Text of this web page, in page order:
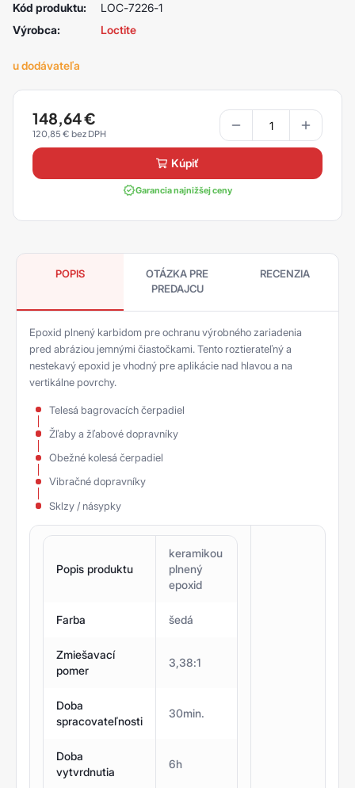
Kód produktu:
LOC-7226-1
Výrobca:
Loctite
u dodávateľa
148,64€
120,85 €
kúpiť
Garancia najnižšej ceny
POPIS
OTÁZKA PRE
PREDAJCU
RECENZIA
Epoxid plnený karbidom pre ochranu výrobného zariadenia
pred abráziou jemnými čiastočkami. Tento roztierateľný a
nestekavý epoxid je vhodný pre aplikácie nad hlavou a na
vertikálne povrchy.
Telesá bagrovacích čerpadiel
Žľaby a žľabové dopravníky
Obežné kolesá čerpadiel
Vibračné dopravníky
Sklzy / násypky
Popis produktu
keramikou
plnený
epoxid
Farba šedá
Zmiešavací
pomer
3,38:1
Doba
spracovateľnosti
30min.
Doba
vytvrdnutia
6h